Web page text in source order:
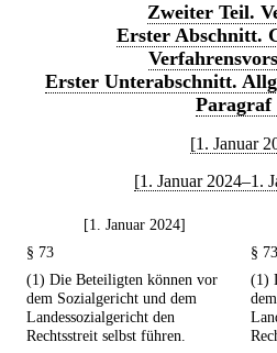
Zweiter Teil.
Erster Abschnitt.
Erster Unterabschnitt.
Paragraf
[1. Januar
[1. Januar 2024–1.
[1. Januar 2024]
§ 73
§ 73
(1) Die Beteiligten können vor
dem Sozialgericht und dem
Landessozialgericht den
Rechtsstreit selbst führen.
(1)